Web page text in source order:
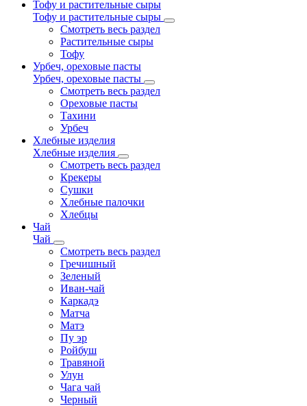
Тофу и растительные сыры
Тофу и растительные сыры
Смотреть весь раздел
Растительные сыры
Тофу
Урбеч, ореховые пасты
Урбеч, ореховые пасты
Смотреть весь раздел
Ореховые пасты
Тахини
Урбеч
Хлебные изделия
Хлебные изделия
Смотреть весь раздел
Крекеры
Сушки
Хлебные палочки
Хлебцы
Чай
Чай
Смотреть весь раздел
Гречишный
Зеленый
Иван-чай
Каркадэ
Матча
Матэ
Пу эр
Ройбуш
Травяной
Улун
Чага чай
Черный